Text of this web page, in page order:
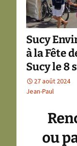
Sucy
à la Fête
Sucy le 8
27 août 2024
Jean-Paul
ou